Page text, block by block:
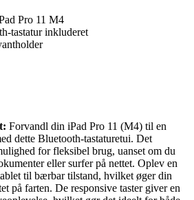
Pro 11 M4
tastatur inkluderet
Forvandl din iPad Pro 11 (M4) til en
dette Bluetooth-tastaturetui. Det
for fleksibel brug, uanset om du
eller surfer på nettet. Oplev en
til bærbar tilstand, hvilket øger din
på farten. De responsive taster giver en